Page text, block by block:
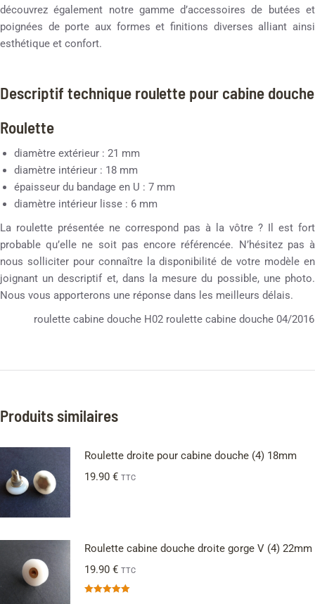
découvrez également notre gamme d’accessoires de butées et
poignées de porte aux formes et finitions diverses alliant ainsi
esthétique et confort.
Descriptif technique roulette pour cabine douche
Roulette
diamètre extérieur : 21 mm
diamètre intérieur : 18 mm
épaisseur du bandage en U : 7 mm
diamètre intérieur lisse : 6 mm
La roulette présentée ne correspond pas à la vôtre ? Il est fort
probable qu’elle ne soit pas encore référencée. N’hésitez pas à
nous solliciter pour connaître la disponibilité de votre modèle en
joignant un descriptif et, dans la mesure du possible, une photo.
Nous vous apporterons une réponse dans les meilleurs délais.
roulette cabine douche H02 roulette cabine douche 04/2016
Produits similaires
Roulette droite pour cabine douche (4) 18mm
19.90 € TTC
Roulette cabine douche droite gorge V (4) 22mm
19.90 € TTC